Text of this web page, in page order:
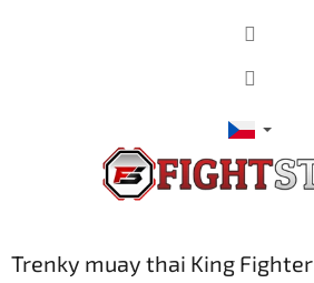
Trenky muay thai King Fighter